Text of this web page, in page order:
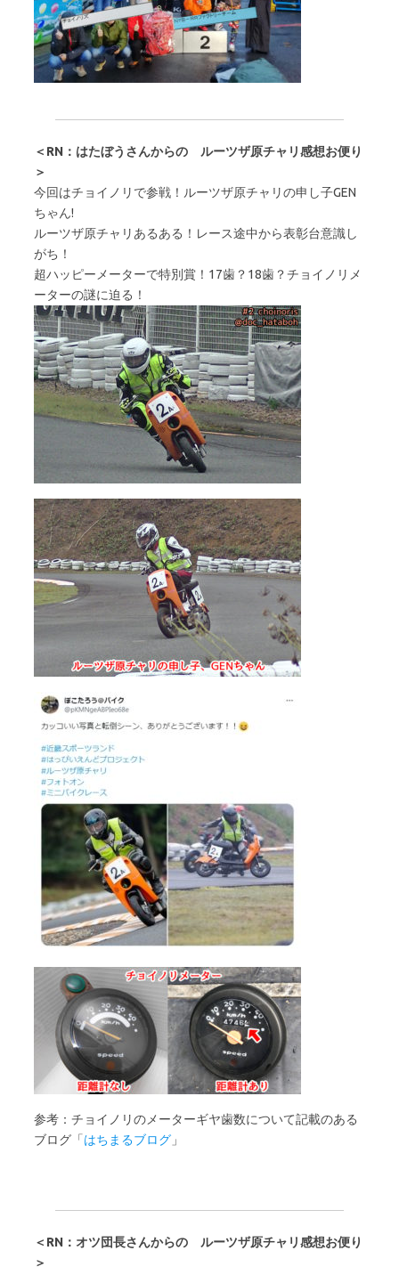
＜RN：はたぼうさんからの ルーツザ原チャリ感想お便り
＞
今回はチョイノリで参戦！ルーツザ原チャリの申し子GEN
ちゃん!
ルーツザ原チャリあるある！レース途中から表彰台意識し
がち！
超ハッピーメーターで特別賞！17歯？18歯？チョイノリメ
ーターの謎に迫る！
参考：チョイノリのメーターギヤ歯数について記載のある
ブログ「はちまるブログ 」
＜RN：オツ団長さんからの ルーツザ原チャリ感想お便り
＞